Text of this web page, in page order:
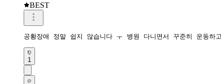
BEST
공황장애 정말 쉽지 않습니다 ㅜ 병원 다니면서 꾸준히 운동하
1